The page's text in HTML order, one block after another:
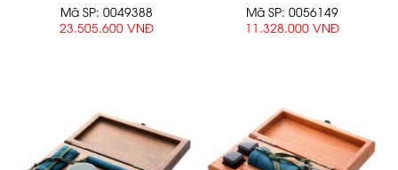
Mã SP: 0049388
23.505.600 VNĐ
Mã SP: 0056149
11.328.000 VNĐ